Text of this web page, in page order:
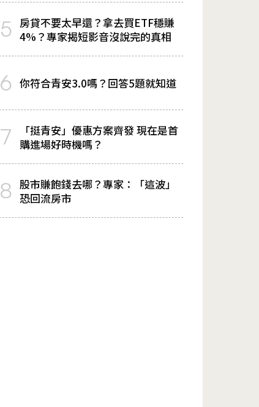
5 房貸不要太早還？拿去買ETF穩賺
4%？專家揭短影音沒說完的真相
6 你符合青安3.0嗎？回答5題就知道
7
「挺青安」優惠方案齊發 現在是首
購進場好時機嗎？
8 股市賺飽錢去哪？專家：「這波」
恐回流房市